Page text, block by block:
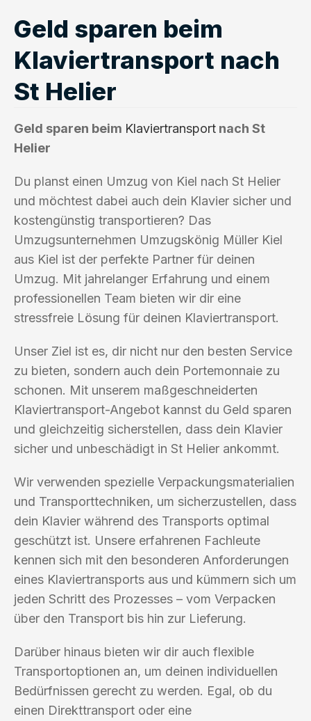
Geld sparen beim
Klaviertransport nach
St Helier
Geld sparen beim Klaviertransport nach St
Helier
Du planst einen Umzug von Kiel nach St Helier
und möchtest dabei auch dein Klavier sicher und
kostengünstig transportieren? Das
Umzugsunternehmen Umzugskönig Müller Kiel
aus Kiel ist der perfekte Partner für deinen
Umzug. Mit jahrelanger Erfahrung und einem
professionellen Team bieten wir dir eine
stressfreie Lösung für deinen Klaviertransport.
Unser Ziel ist es, dir nicht nur den besten Service
zu bieten, sondern auch dein Portemonnaie zu
schonen. Mit unserem maßgeschneiderten
Klaviertransport-Angebot kannst du Geld sparen
und gleichzeitig sicherstellen, dass dein Klavier
sicher und unbeschädigt in St Helier ankommt.
Wir verwenden spezielle Verpackungsmaterialien
und Transporttechniken, um sicherzustellen, dass
dein Klavier während des Transports optimal
geschützt ist. Unsere erfahrenen Fachleute
kennen sich mit den besonderen Anforderungen
eines Klaviertransports aus und kümmern sich um
jeden Schritt des Prozesses – vom Verpacken
über den Transport bis hin zur Lieferung.
Darüber hinaus bieten wir dir auch flexible
Transportoptionen an, um deinen individuellen
Bedürfnissen gerecht zu werden. Egal, ob du
einen Direkttransport oder eine